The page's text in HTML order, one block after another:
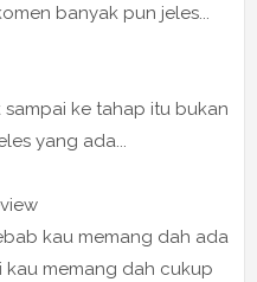
banyak pun jeles...
ke tahap itu bukan
yang ada...
kau memang dah ada
kau memang dah cukup